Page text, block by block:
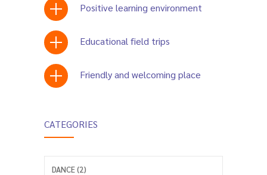
Positive learning environment
Educational field trips
Friendly and welcoming place
CATEGORIES
DANCE (2)